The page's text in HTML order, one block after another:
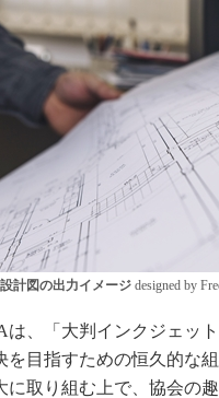
計図の出力イメージ designed by
、「大判インクジェッ
目指すための恒久的な
に取り組む上で、協会の